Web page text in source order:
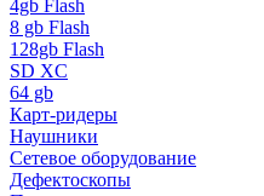
4gb Flash
8 gb Flash
128gb Flash
SD XC
64 gb
Карт-ридеры
Наушники
Сетевое оборудование
Дефектоскопы